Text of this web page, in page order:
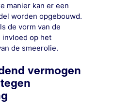
manier kan er een
worden opgebouwd.
de vorm van de
invloed op het
de smeerolie.
vermogen